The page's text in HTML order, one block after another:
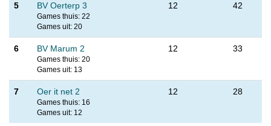
5 BV Oerterp 3
Games thuis: 22
Games uit: 20
12 42
6 BV Marum 2
Games thuis: 20
Games uit: 13
12 33
7 Oer it net 2
Games thuis: 16
Games uit: 12
12 28